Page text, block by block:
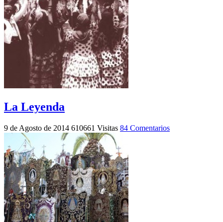
La Leyenda
9 de Agosto de 2014 610661 Visitas 84 Comentarios